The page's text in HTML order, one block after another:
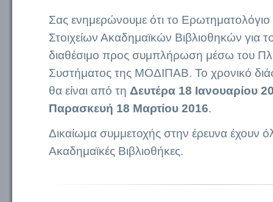
Σας ενημερώνουμε ότι το Ερωτηματολόγιο
Στοιχείων Ακαδημαϊκών Βιβλιοθηκών για
διαθέσιμο προς συμπλήρωση μέσω του
Συστήματος της ΜΟΔΙΠΑΒ. Το χρονικό
θα είναι από τη Δευτέρα 18 Ιανουαρίου
Παρασκευή 18 Μαρτίου 2016.
Δικαίωμα συμμετοχής στην έρευνα έχουν
Ακαδημαϊκές Βιβλιοθήκες.